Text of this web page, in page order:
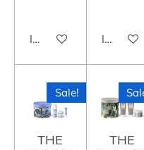
In winkelwagenIn
Sale!
THE
THE